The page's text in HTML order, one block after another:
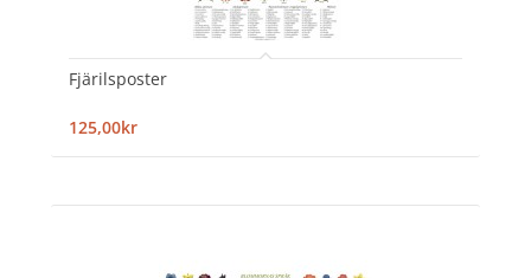
Fjärilsposter
125,00kr